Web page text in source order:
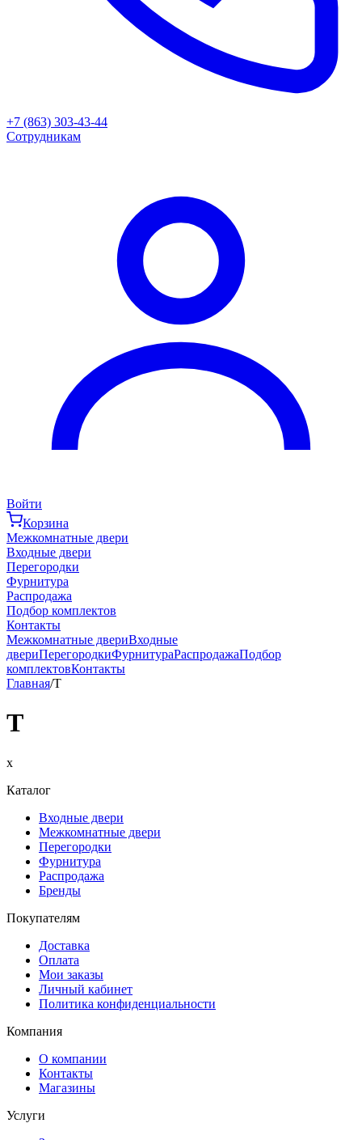
+7 (863) 303-43-44
Сотрудникам
Войти
Корзина
Межкомнатные двери
Входные двери
Перегородки
Фурнитура
Распродажа
Подбор комплектов
Контакты
Межкомнатные двериВходные
двериПерегородкиФурнитураРаспродажаПодбор
комплектовКонтакты
Главная/T
T
x
Каталог
Входные двери
Межкомнатные двери
Перегородки
Фурнитура
Распродажа
Бренды
Покупателям
Доставка
Оплата
Мои заказы
Личный кабинет
Политика конфиденциальности
Компания
О компании
Контакты
Магазины
Услуги